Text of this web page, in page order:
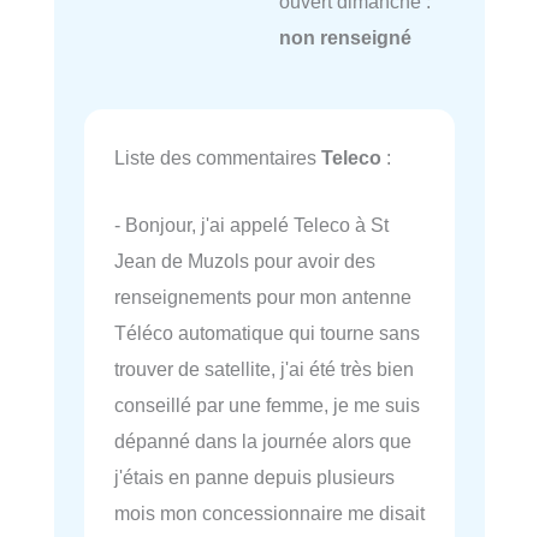
non renseigné
Liste des commentaires Teleco :
- Bonjour, j'ai appelé Teleco à St
Jean de Muzols pour avoir des
renseignements pour mon antenne
Téléco automatique qui tourne sans
trouver de satellite, j'ai été très bien
conseillé par une femme, je me suis
dépanné dans la journée alors que
j'étais en panne depuis plusieurs
mois mon concessionnaire me disait